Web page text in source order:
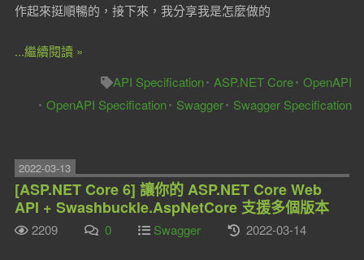
作起來挺順暢的，接下來，我分享我是怎麼做的
...繼續閱讀 »
API Specification ASP.NET Core OpenAPI
OpenAPI Specification
Swagger Swagger Specification
2022-03-13
[ASP.NET Core 6] 讓你的 ASP.NET Core Web
API + Swashbuckle.AspNetCore 支援多個版本
2209 0 Swagger 2022-03-14